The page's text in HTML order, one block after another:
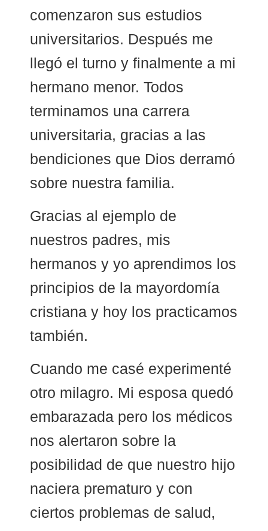
comenzaron sus estudios
universitarios. Después me
llegó el turno y finalmente a mi
hermano menor. Todos
terminamos una carrera
universitaria, gracias a las
bendiciones que Dios derramó
sobre nuestra familia.
Gracias al ejemplo de
nuestros padres, mis
hermanos y yo aprendimos los
principios de la mayordomía
cristiana y hoy los practicamos
también.
Cuando me casé experimenté
otro milagro. Mi esposa quedó
embarazada pero los médicos
nos alertaron sobre la
posibilidad de que nuestro hijo
naciera prematuro y con
ciertos problemas de salud,